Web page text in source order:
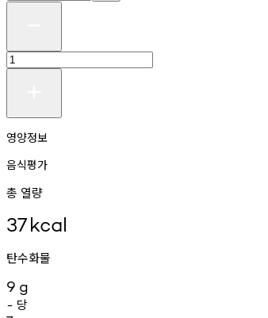
영양정보
음식평가
총 열량
37kcal
탄수화물
9 g
- 당